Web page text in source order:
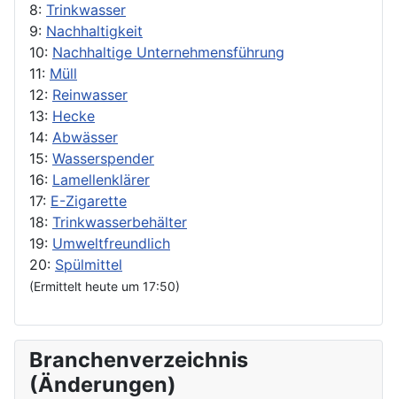
8: Trinkwasser
9: Nachhaltigkeit
10: Nachhaltige Unternehmensführung
11: Müll
12: Reinwasser
13: Hecke
14: Abwässer
15: Wasserspender
16: Lamellenklärer
17: E-Zigarette
18: Trinkwasserbehälter
19: Umweltfreundlich
20: Spülmittel
(Ermittelt heute um 17:50)
Branchenverzeichnis
(Änderungen)